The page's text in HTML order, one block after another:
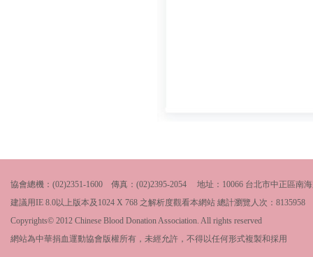
協會總機：(02)2351-1600 傳真：(02)2395-2054 地址：10066 台北市中正區南
建議用IE 8.0以上版本及1024 X 768 之解析度觀看本網站 總計瀏覽人次： 8135958
Copyrights© 2012 Chinese Blood Donation Association. All rights reserved
網站為中華捐血運動協會版權所有，未經允許，不得以任何形式複製和採用